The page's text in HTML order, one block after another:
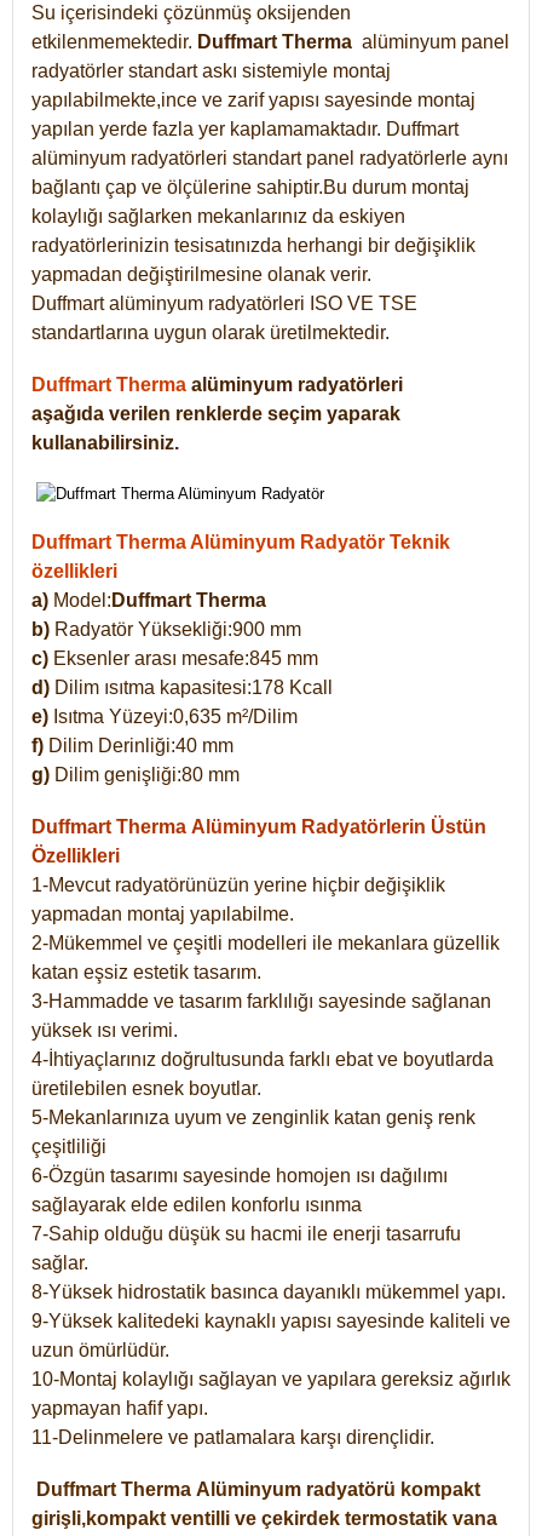
Su içerisindeki çözünmüş oksijenden
etkilenmemektedir. Duffmart Therma alüminyum panel
radyatörler standart askı sistemiyle montaj
yapılabilmekte,ince ve zarif yapısı sayesinde montaj
yapılan yerde fazla yer kaplamamaktadır. Duffmart
alüminyum radyatörleri standart panel radyatörlerle aynı
bağlantı çap ve ölçülerine sahiptir.Bu durum montaj
kolaylığı sağlarken mekanlarınız da eskiyen
radyatörlerinizin tesisatınızda herhangi bir değişiklik
yapmadan değiştirilmesine olanak verir.
Duffmart alüminyum radyatörleri ISO VE TSE
standartlarına uygun olarak üretilmektedir.
Duffmart Therma alüminyum radyatörleri
aşağıda verilen renklerde seçim yaparak
kullanabilirsiniz.
Duffmart Therma Alüminyum Radyatör Teknik
özellikleri
a) Model: Duffmart Therma
b) Radyatör Yüksekliği:900 mm
c) Eksenler arası mesafe:845 mm
d) Dilim ısıtma kapasitesi:178 Kcall
e) Isıtma Yüzeyi:0,635 m²/Dilim
f) Dilim Derinliği:40 mm
g) Dilim genişliği:80 mm
Duffmart Therma Alüminyum Radyatörlerin Üstün
Özellikleri
1-Mevcut radyatörünüzün yerine hiçbir değişiklik
yapmadan montaj yapılabilme.
2-Mükemmel ve çeşitli modelleri ile mekanlara güzellik
katan eşsiz estetik tasarım.
3-Hammadde ve tasarım farklılığı sayesinde sağlanan
yüksek ısı verimi.
4-İhtiyaçlarınız doğrultusunda farklı ebat ve boyutlarda
üretilebilen esnek boyutlar.
5-Mekanlarınıza uyum ve zenginlik katan geniş renk
çeşitliliği
6-Özgün tasarımı sayesinde homojen ısı dağılımı
sağlayarak elde edilen konforlu ısınma
7-Sahip olduğu düşük su hacmi ile enerji tasarrufu
sağlar.
8-Yüksek hidrostatik basınca dayanıklı mükemmel yapı.
9-Yüksek kalitedeki kaynaklı yapısı sayesinde kaliteli ve
uzun ömürlüdür.
10-Montaj kolaylığı sağlayan ve yapılara gereksiz ağırlık
yapmayan hafif yapı.
11-Delinmelere ve patlamalara karşı dirençlidir.
Duffmart Therma Alüminyum radyatörü kompakt
girişli,kompakt ventilli ve çekirdek termostatik vana